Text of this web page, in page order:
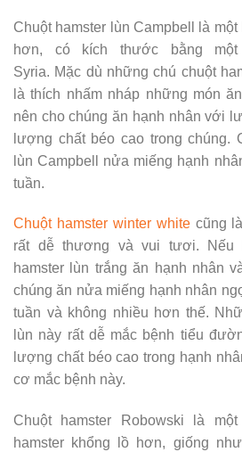
Chuột hamster lùn Campbell là
hơn, có kích thước bằng một
Syria. Mặc dù những chú chuột
là thích nhấm nháp những món
nên cho chúng ăn hạnh nhân với
lượng chất béo cao trong chúng.
lùn Campbell nửa miếng hạnh
tuần.
Chuột hamster winter whitecũng
rất dễ thương và vui tươi. Nếu
hamster lùn trắng ăn hạnh nhân
chúng ăn nửa miếng hạnh nhân
tuần và không nhiều hơn thế.
lùn này rất dễ mắc bệnh tiểu
lượng chất béo cao trong hạnh
cơ mắc bệnh này.
Chuột hamster Robowski là
hamster khổng lồ hơn, giống